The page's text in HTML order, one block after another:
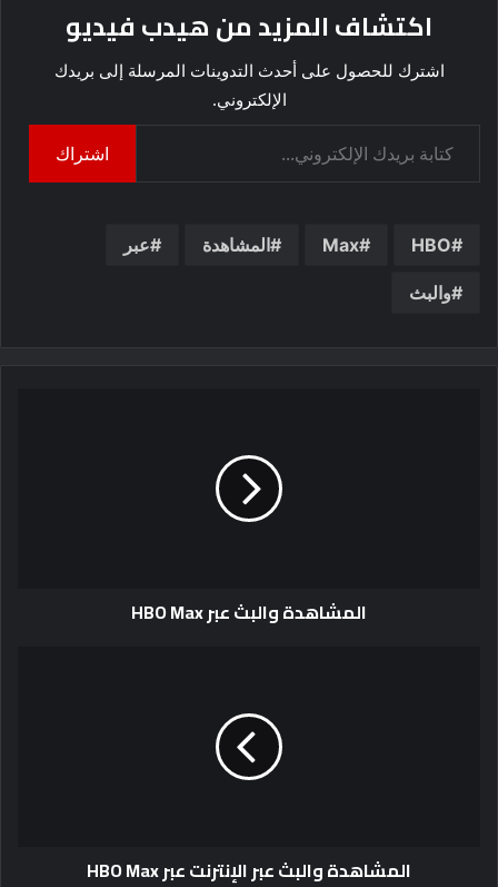
اكتشاف المزيد من هيدب فيديو
اشترك للحصول على أحدث التدوينات المرسلة إلى بريدك
الإلكتروني.
اشتراك
HBO
Max المشاهدة عبر
والبث
المشاهدة والبث عبر HBO Max
المشاهدة والبث عبر الإنترنت عبر HBO Max